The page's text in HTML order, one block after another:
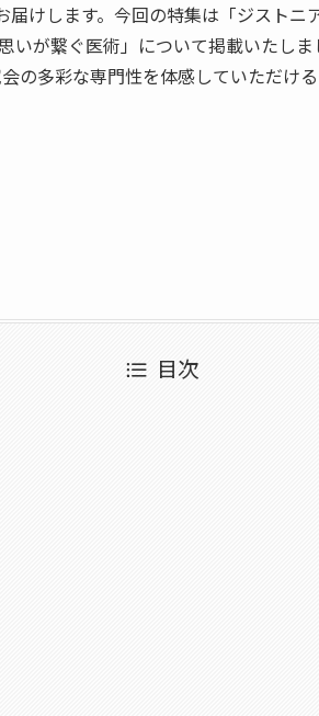
けします。今回の特集は「ジスト
いが繋ぐ医術」について掲載いたし
の多彩な専門性を体感していただけ
目次